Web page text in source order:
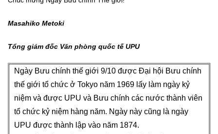
Masahiko Metoki
Tổng giám đốc Văn phòng quốc tế UPU
Ngày Bưu chính thế giới 9/10 được Đại hội Bưu chính
thế giới tổ chức ở Tokyo năm 1969 lấy làm ngày kỷ
niệm và được UPU và Bưu chính các nước thành viên
tổ chức kỷ niệm hàng năm. Ngày này cũng là ngày
UPU được thành lập vào năm 1874.